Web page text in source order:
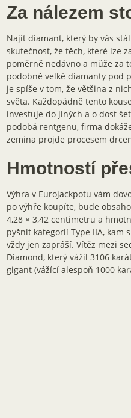
Za nálezem
Najít diamant, který by vás
skutečnost, že těch, které lze
poměrně nedávno a může za
podobně velké diamanty pod
je spíše v tom, že většina z
světa. Každopádně tento
investuje do jiných a o dost
podobá rentgenu, firma
zemina projde procesem
Hmotností
Výhra v Eurojackpotu vám
po výhře koupíte, bude
4,28 × 3,42 centimetru a
pyšnit kategorií Type IIA, kam
vždy jen zapráší. Vítěz mezi
Diamond, který vážil 3106
gigant (vážící alespoň 1000